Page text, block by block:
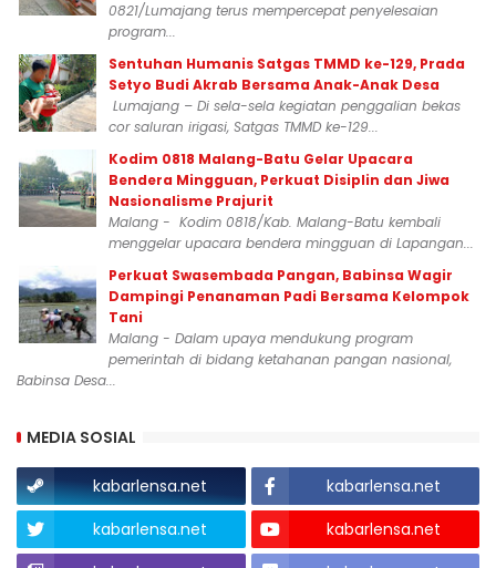
0821/Lumajang terus mempercepat penyelesaian
program...
Sentuhan Humanis Satgas TMMD ke-129, Prada
Setyo Budi Akrab Bersama Anak-Anak Desa
Lumajang – Di sela-sela kegiatan penggalian bekas
cor saluran irigasi, Satgas TMMD ke-129...
Kodim 0818 Malang-Batu Gelar Upacara
Bendera Mingguan, Perkuat Disiplin dan Jiwa
Nasionalisme Prajurit
Malang - Kodim 0818/Kab. Malang-Batu kembali
menggelar upacara bendera mingguan di Lapangan...
Perkuat Swasembada Pangan, Babinsa Wagir
Dampingi Penanaman Padi Bersama Kelompok
Tani
Malang - Dalam upaya mendukung program
pemerintah di bidang ketahanan pangan nasional,
Babinsa Desa...
MEDIA SOSIAL
kabarlensa.net
kabarlensa.net
kabarlensa.net
kabarlensa.net